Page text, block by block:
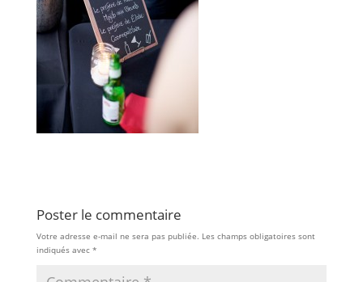
Poster le commentaire
Votre adresse e-mail ne sera pas publiée. Les champs obligatoires sont
indiqués avec *